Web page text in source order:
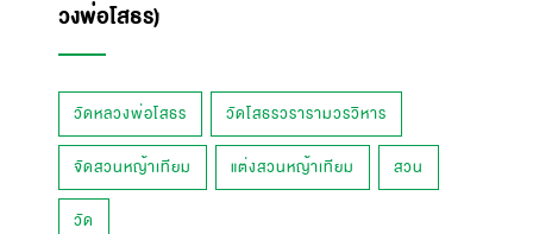
วงพ่อโสธร)
วัดหลวงพ่อโสธร วัดโสธรวรารามวรวิหาร
จัดสวนหญ้าเทียม แต่งสวนหญ้าเทียม สวน
วัด